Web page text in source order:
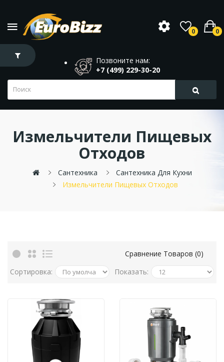
0 0
Позвоните нам:
+7 (499) 229-30-20
Измельчители Пищевых
Отходов
Сантехника
Сантехника Для Кухни
Измельчители Пищевых Отходов
Сравнение Товаров (0)
Сортировка:
Показать: